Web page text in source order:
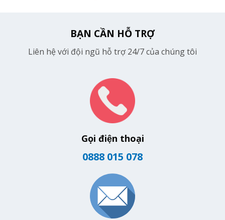
BẠN CẦN HỖ TRỢ
Liên hệ với đội ngũ hỗ trợ 24/7 của chúng tôi
Gọi điện thoại
0888 015 078